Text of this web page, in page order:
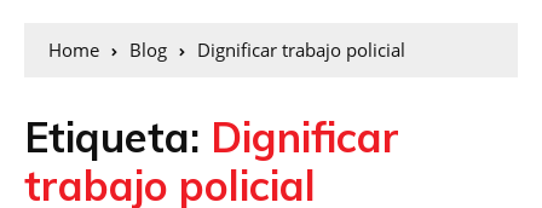
Home Blog Dignificar trabajo policial
Etiqueta: Dignificar
trabajo policial